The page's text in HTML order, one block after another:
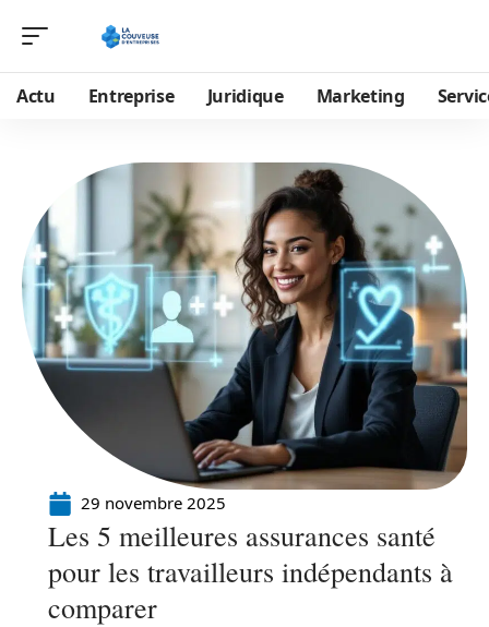
Actu Entreprise Juridique Marketing
29 novembre 2025
Les 5 meilleures assurances santé
pour les travailleurs indépendants à
comparer